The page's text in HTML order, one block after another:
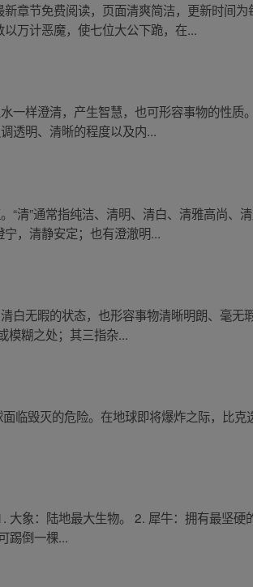
章节免费阅读，页面清爽简洁，更新时间
万计恶魔，使七位大公下跪，在...
一样澄清，产生智慧，也可形容事物的性质
透明、清晰的程度以及内...
“清”通常指纯洁、清明、清白、清雅高尚、
，清静安定；也有澄澈明...
白无暇的状态，也形容事物清晰明朗、毫无
模糊之处；其三指杂...
临毁灭的危险。在地球即将爆炸之际，比
大象：陆地最大生物。 2. 犀牛：拥有最坚
踢倒一棵...